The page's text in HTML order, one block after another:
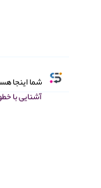
شما اینجا
آشنایی با